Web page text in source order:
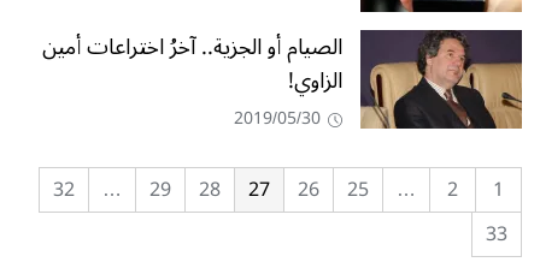
الصيام أو الجزية.. آخرُ اختراعات أمين
الزاوي!
2019/05/30
1
2
…
25
26
27
28
29
…
32
33